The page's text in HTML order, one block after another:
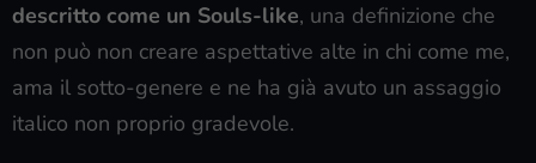
descritto come un Souls-like, una definizione che
non può non creare aspettative alte in chi come me,
ama il sotto-genere e ne ha già avuto un assaggio
italico non proprio gradevole.